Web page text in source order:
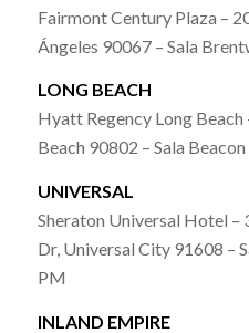
Fairmont Century Plaza –
Ángeles 90067 – Sala
LONG BEACH
Hyatt Regency Long Beach
Beach 90802 – Sala
UNIVERSAL
Sheraton Universal Hotel
Dr, Universal City 91608 –
PM
INLAND EMPIRE